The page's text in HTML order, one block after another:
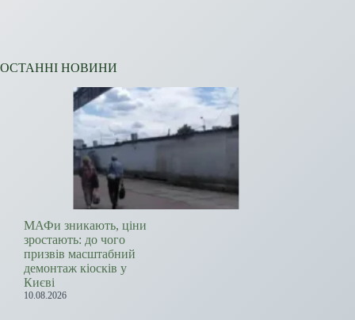
ОСТАННІ НОВИНИ
МАФи зникають, ціни
зростають: до чого
призвів масштабний
демонтаж кіосків у
Києві
10.08.2026